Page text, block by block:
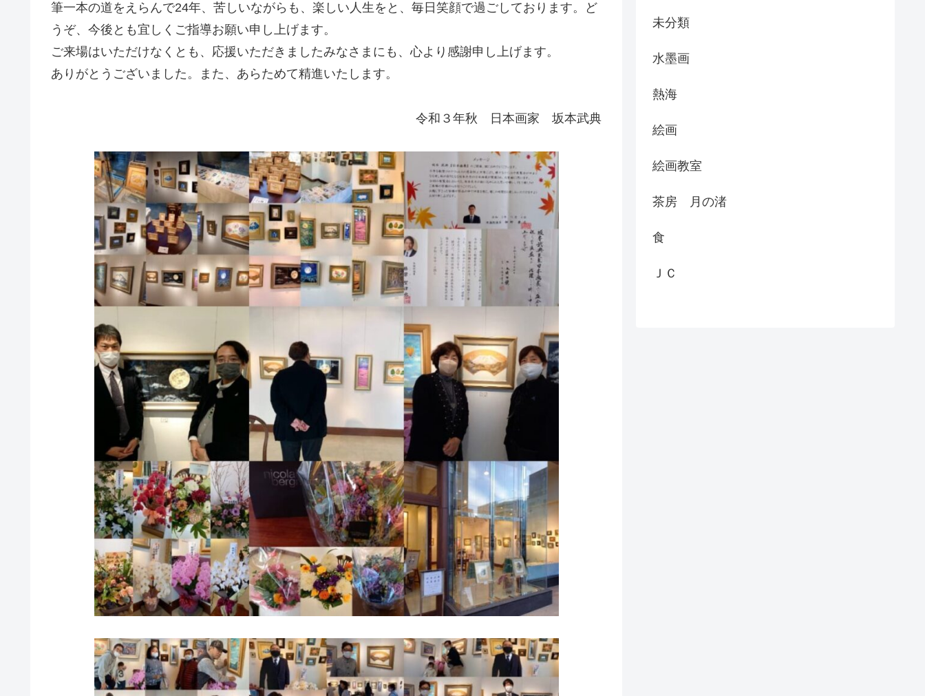
筆一本の道をえらんで24年、苦しいながらも、楽しい人生をと、毎日笑顔で過ごしております。ど
うぞ、今後とも宜しくご指導お願い申し上げます。
ご来場はいただけなくとも、応援いただきましたみなさまにも、心より感謝申し上げます。
ありがとうございました。また、あらためて精進いたします。
令和３年秋 日本画家 坂本武典
未分類
水墨画
熱海
絵画
絵画教室
茶房 月の渚
食
ＪＣ